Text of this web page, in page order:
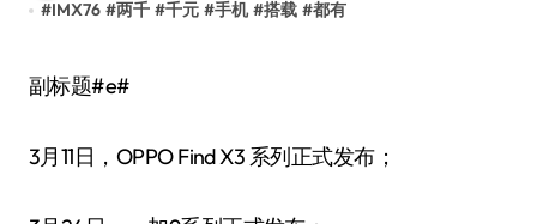
#IMX76 #两千 #千元 #手机 #搭载 #都有
副标题#e#
3月11日，OPPO Find X3 系列正式发布；